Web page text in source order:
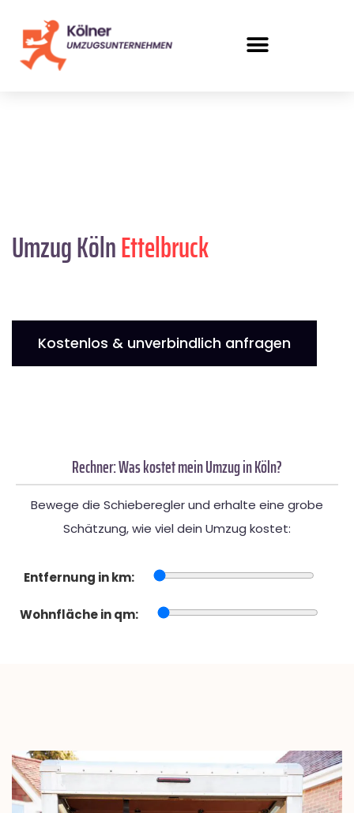
Umzug KölnEttelbruck
Kostenlos & unverbindlich anfragen
Rechner: Was kostet mein Umzug in Köln?
Bewege die Schieberegler und erhalte eine grobe
Schätzung, wie viel dein Umzug kostet:
Entfernung in km:
Wohnfläche in qm: